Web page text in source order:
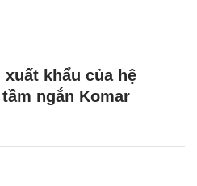
xuất khẩu của hệ
ngắn Komar